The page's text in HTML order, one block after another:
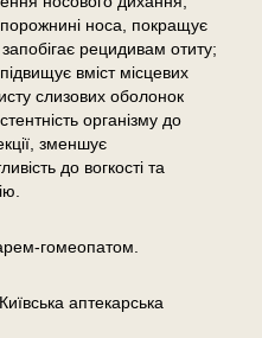
носа, покращує
запобігає рецидивам отиту;
вміст місцевих
слизових оболонок
організму до
зменшує
до вогкості та
гомеопатом.
аптекарська